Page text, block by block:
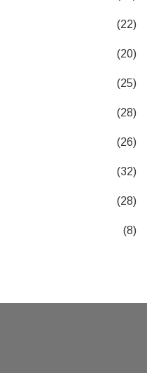
(22)
(20)
(25)
(28)
(26)
(32)
(28)
(8)